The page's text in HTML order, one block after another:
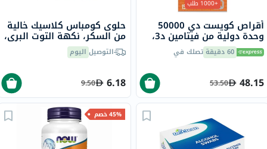
+1000 طلب
أقراص كويست دي 50000
وحدة دولية من فيتامين د3،
15 قرص 60 دقيقة تصلك في
48.15
53.50
حلوى كومباس كلاسيك خالية
من السكر، نكهة التوت البري،
14 جرامالتوصيل اليوم
6.18
9.50
45% خصم